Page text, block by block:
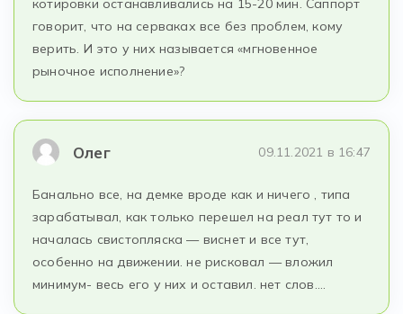
котировки останавливались на 15-20 мин. Саппорт
говорит, что на серваках все без проблем, кому
верить. И это у них называется «мгновенное
рыночное исполнение»?
Олег 09.11.2021 в 16:47
Банально все, на демке вроде как и ничего , типа
зарабатывал, как только перешел на реал тут то и
началась свистопляска — виснет и все тут,
особенно на движении. не рисковал — вложил
минимум- весь его у них и оставил. нет слов….